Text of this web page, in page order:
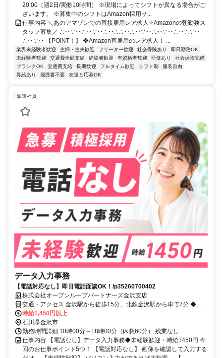
20:00（週2日/実働10時間） ※現場によってシフトが異なる場合がご
ざいます。 ※募集中のシフトはAmazon採用サ...
仕事内容 ＼あのアマゾンでの直接雇用レア求人✧Amazonの朝勤務ス
タッフ募集／ ∴‥∵‥∴‥∵‥∴‥∴∴‥∴‥∵‥∴‥∵‥∴‥∴∵‥
∴‥∵‥ 【POINT！】 ❖Amazon直雇用のレア求人！ ...
業界未経験者歓迎 主婦・主夫歓迎 フリーター歓迎 社会保険あり
即日勤務OK
未経験者歓迎
交通費全額支給 経験者歓迎 有資格者歓迎 研修あり
社会保険完備
ブランクOK
交通費支給 長期歓迎 フルタイム歓迎 シフト制
服装自由
昇給あり
履歴書不要 友達と応募OK
派遣社員
データ入力事務
【電話対応なし】即日電話面談OK！/p35260700402
株式会社オープンループパートナーズ金沢支店
交通・アクセス 金沢駅から徒歩15分、北鉄金沢駅から車で7分 ◆車
通勤OK・自転車通勤OK（駐車場無）IRいしかわ鉄道線金沢北陸鉄道
浅野川線北鉄金沢IRいしかわ鉄道線金沢
時給1,450円以上
石川県金沢市
勤務時間詳細 10時00分～18時00分（休憩60分） 残業なし
仕事内容 【電話なし】データ入力事務◆未経験歓迎・時給1450円 今
回のお仕事ポイント5つ！ 【電話対応なし】 画像を確認して入力する